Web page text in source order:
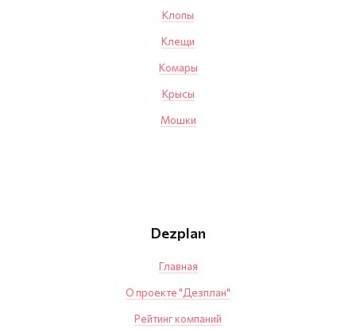
Dezplan
Главная
О проекте "Дезплан"
Рейтинг компаний
Клопы
Клещи
Комары
Крысы
Мошки